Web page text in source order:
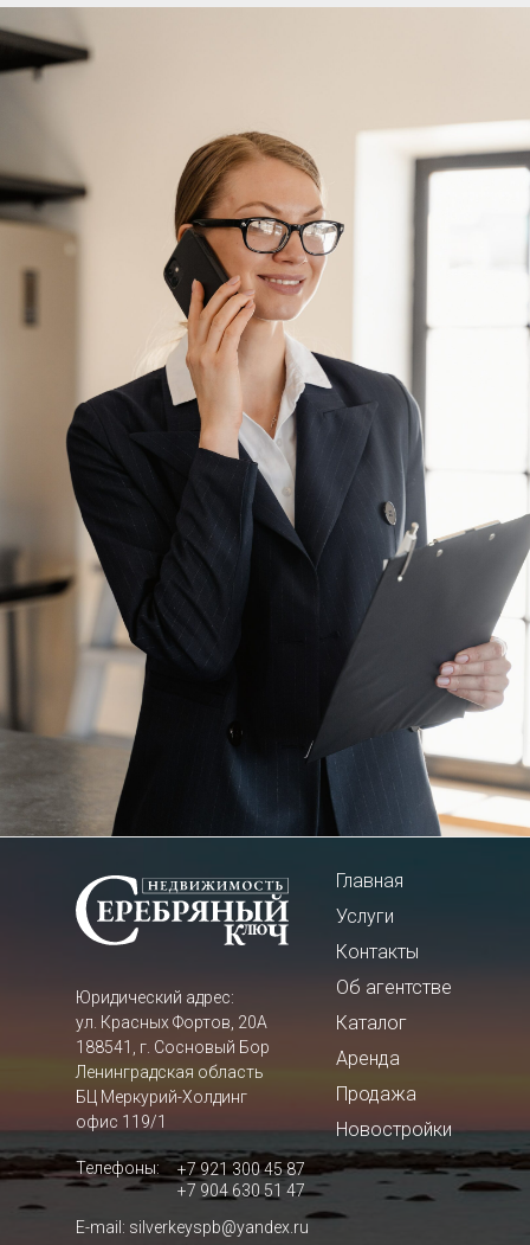
Главная
Услуги
Аренда
Продажа
Новостройки
Об агентстве
Контакты
Каталог
Юридический адрес:
ул. Красных Фортов, 20А
188541, г. Сосновый Бор
Ленинградская область
БЦ Меркурий-Холдинг
офис 119/1
+7 921 300 45 87
+7 904 630 51 47
E-mail: silverkeyspb@yandex.ru
Телефоны: